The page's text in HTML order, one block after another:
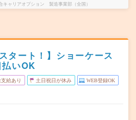
キャリアオプション 製造事業部（全国）
タート！】ショーケース
いOK
給あり 土日祝日が休み WEB登録OK